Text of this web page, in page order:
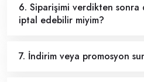
6. Siparişimi verdikten
iptal edebilir miyim?
7. İndirim veya promosyon